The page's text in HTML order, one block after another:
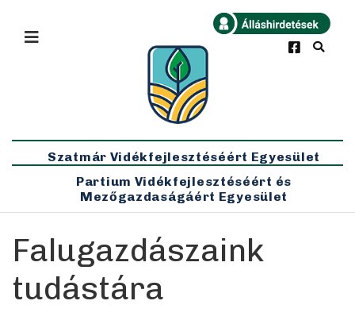
Legfrissebb
×
Szatmár Vidékfejlesztéséért Egyesület
Partium Vidékfejlesztéséért és
Mezőgazdaságáért Egyesület
Falugazdászaink
tudástára